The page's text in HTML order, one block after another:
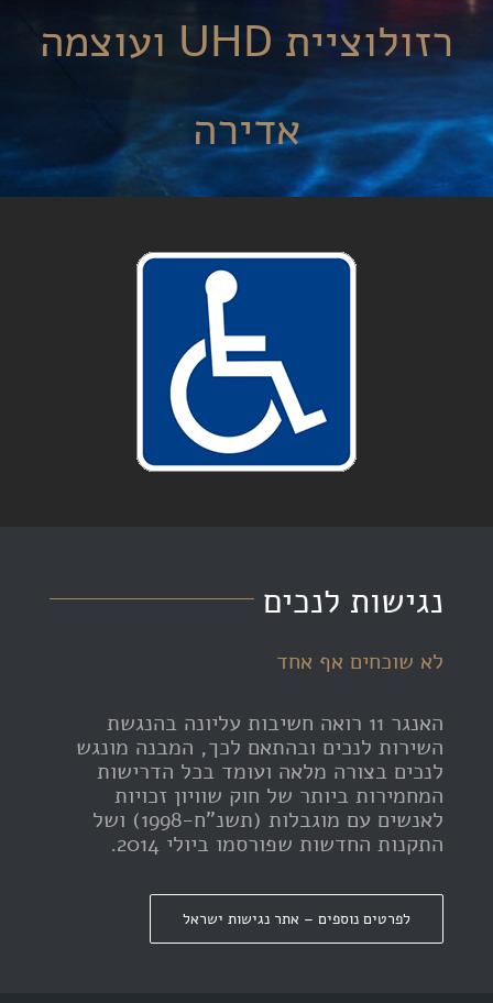
רזולוציית UHD ועוצמה
אדירה
נגישות לנכים
לא שוכחים אף אחד
האנגר 11 רואה חשיבות עליונה בהנגשת
השירות לנכים ובהתאם לכך, המבנה מונגש
לנכים בצורה מלאה ועומד בכל הדרישות
המחמירות ביותר של חוק שוויון זכויות
לאנשים עם מוגבלות (תשנ"ח-1998) ושל
התקנות החדשות שפורסמו ביולי 2014.
לפרטים נוספים – אתר נגישות ישראל